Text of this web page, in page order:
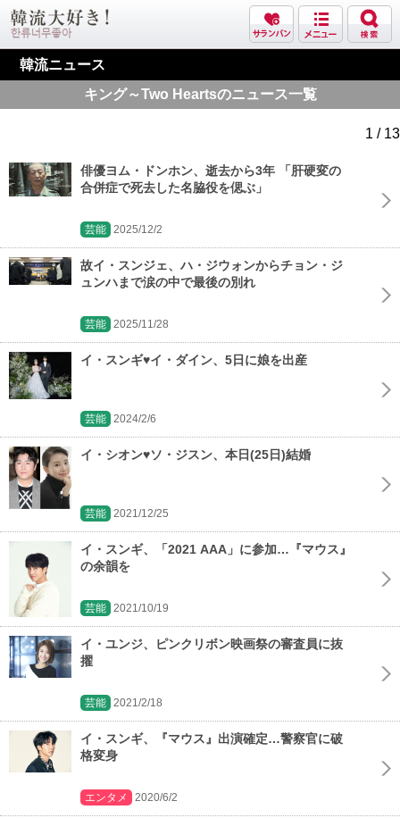
韓流ニュース
キング～Two Heartsのニュース一覧
1 / 13
俳優ヨム・ドンホン、逝去から3年 「肝硬変の
合併症で死去した名脇役を偲ぶ」
芸能 2025/12/2
故イ・スンジェ、ハ・ジウォンからチョン・ジ
ュンハまで涙の中で最後の別れ
芸能 2025/11/28
イ・スンギ♥イ・ダイン、5日に娘を出産
芸能 2024/2/6
イ・シオン♥ソ・ジスン、本日(25日)結婚
芸能 2021/12/25
イ・スンギ、「2021 AAA」に参加…『マウス』
の余韻を
芸能 2021/10/19
イ・ユンジ、ピンクリボン映画祭の審査員に抜
擢
芸能 2021/2/18
イ・スンギ、『マウス』出演確定…警察官に破
格変身
エンタメ 2020/6/2